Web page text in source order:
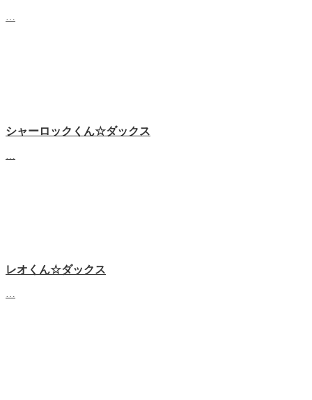
シャーロックくん☆ダックス
レオくん☆ダックス